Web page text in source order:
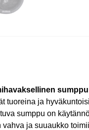
sumppu
tuoreina ja
sumppu on
vahva ja suuaukko